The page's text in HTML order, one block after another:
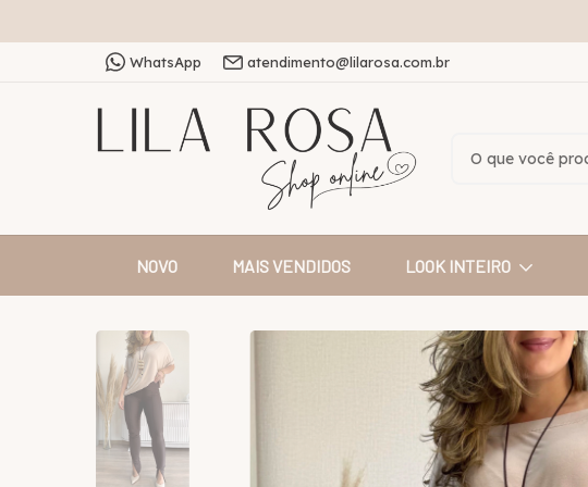
WhatsApp atendimento@lilarosa.com.br
NOVO MAIS VENDIDOS LOOK INTEIRO